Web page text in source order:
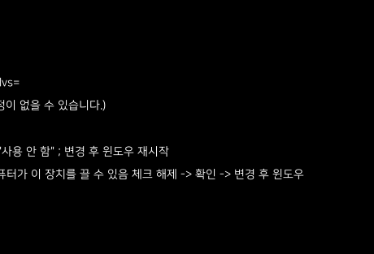
라 사용자 설정이 없을 수 있습니다.)​
함" ; 변경 후 윈도우 재시작
치를 끌 수 있음 체크 해제 -> 확인 -> 변경 후 윈도우